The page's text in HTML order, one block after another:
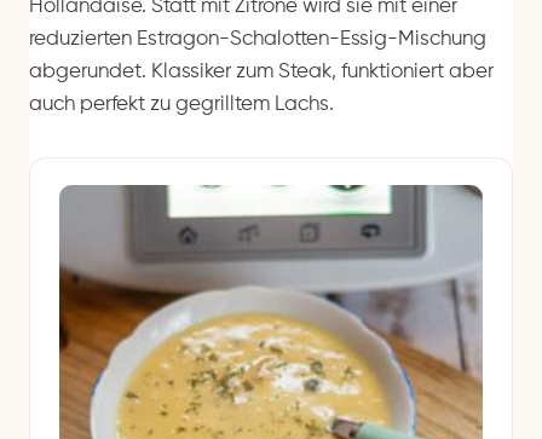
Hollandaise. Statt mit Zitrone wird sie mit einer
reduzierten Estragon-Schalotten-Essig-Mischung
abgerundet. Klassiker zum Steak, funktioniert aber
auch perfekt zu gegrilltem Lachs.